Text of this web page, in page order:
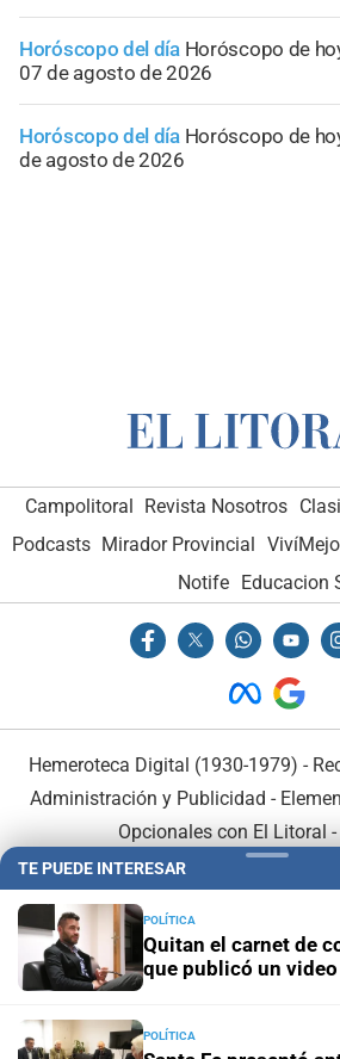
Horóscopo del día Horóscopo de
07 de agosto de 2026
Horóscopo del día Horóscopo de
de agosto de 2026
Campolitoral Revista Nosotros
Podcasts Mirador Provincial
Notife Educacion
Hemeroteca Digital (1930-1979) -
Administración y Publicidad -
Opcionales con El Litoral -
En Asociación
TE PUEDE INTERESAR
POLÍTICA
Quitan el carnet de
que publicó un
POLÍTICA